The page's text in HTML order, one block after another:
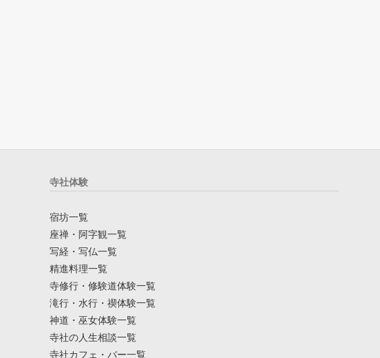
寺社体験
宿坊一覧
座禅・阿字観一覧
写経・写仏一覧
精進料理一覧
寺修行・修験道体験一覧
滝行・水行・禊体験一覧
神道・巫女体験一覧
寺社の人生相談一覧
寺社カフェ・バー一覧